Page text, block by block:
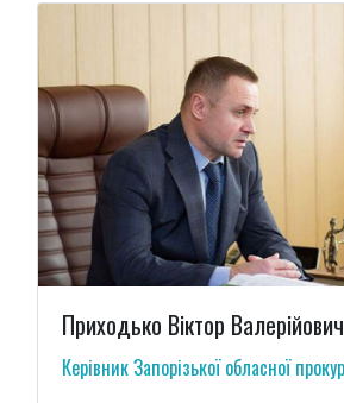
Приходько Віктор Валерійович
Керівник Запорізької обласної